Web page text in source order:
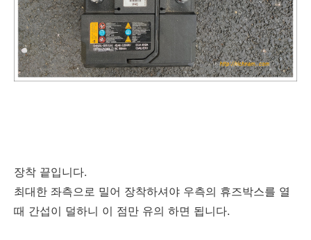
장착 끝입니다.
최대한 좌측으로 밀어 장착하셔야 우측의 휴즈박스를 열
때 간섭이 덜하니 이 점만 유의 하면 됩니다.